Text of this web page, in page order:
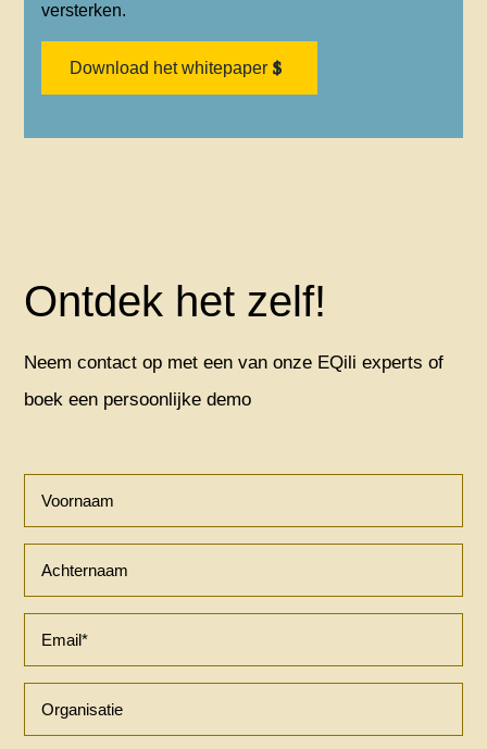
versterken.
Download het whitepaper
Ontdek het zelf!
Neem contact op met een van onze EQili experts of
boek een persoonlijke demo